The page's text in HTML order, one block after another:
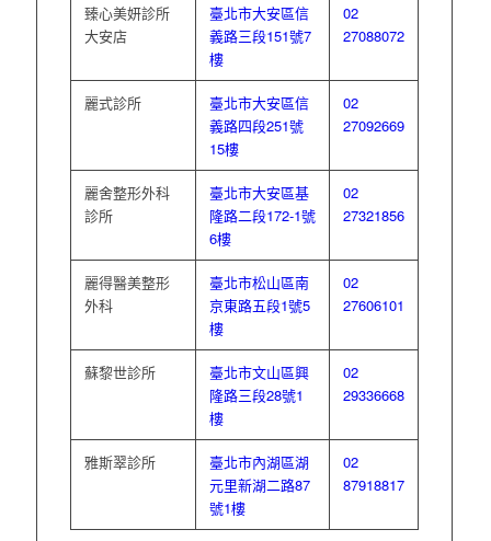
臻心美妍診所
大安店
臺北市大安區信
義路三段151號7
樓
02
27088072
麗式診所
臺北市大安區信
義路四段251號
15樓
02
27092669
麗舍整形外科
診所
臺北市大安區基
隆路二段172-1號
6樓
02
27321856
麗得醫美整形
外科
臺北市松山區南
京東路五段1號5
樓
02
27606101
蘇黎世診所
臺北市文山區興
隆路三段28號1
樓
02
29336668
雅斯翠診所
臺北市內湖區湖
元里新湖二路87
號1樓
02
87918817